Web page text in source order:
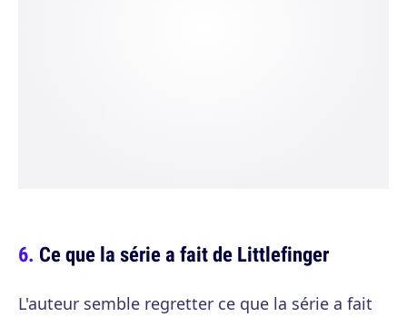
Ce que la série a fait de Littlefinger
L'auteur semble regretter ce que la série a fait